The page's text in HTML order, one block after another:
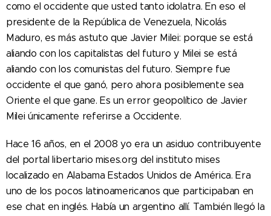
como el occidente que usted tanto idolatra. En eso el
presidente de la República de Venezuela, Nicolás
Maduro, es más astuto que Javier Milei: porque se está
aliando con los capitalistas del futuro y Milei se está
aliando con los comunistas del futuro. Siempre fue
occidente el que ganó, pero ahora posiblemente sea
Oriente el que gane. Es un error geopolítico de Javier
Milei únicamente referirse a Occidente.
Hace 16 años, en el 2008 yo era un asiduo contribuyente
del portal libertario mises.org del instituto mises
localizado en Alabama Estados Unidos de América. Era
uno de los pocos latinoamericanos que participaban en
ese chat en inglés. Había un argentino allí. También llegó la